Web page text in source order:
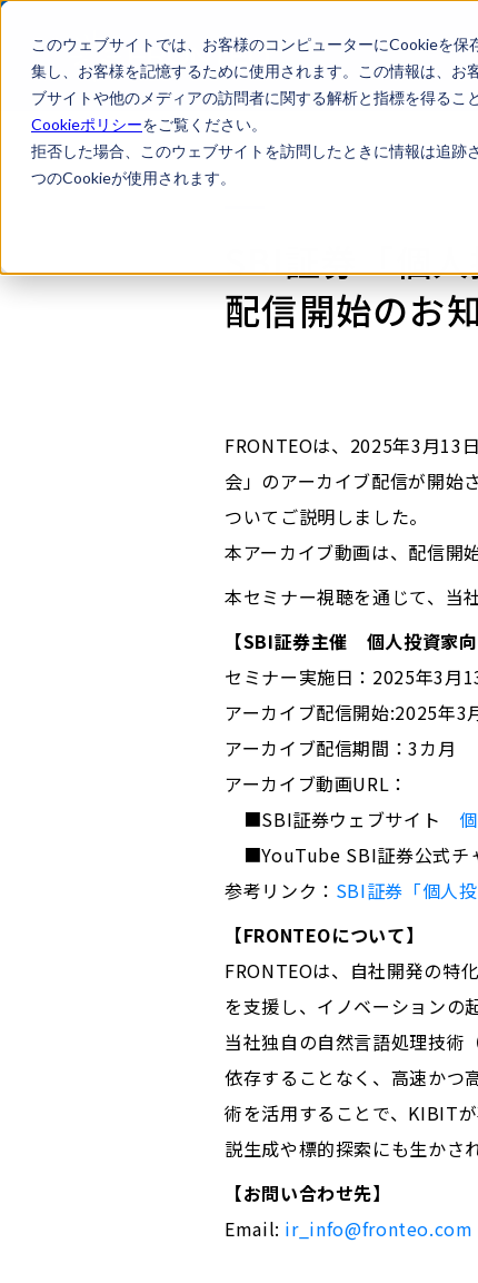
このウェブサイトでは、お客様のコンピューターにCookieを
集し、お客様を記憶するために使用されます。この情報は、
ブサイトや他のメディアの訪問者に関する解析と指標を得るこ
Cookieポリシーをご覧ください。
拒否した場合、このウェブサイトを訪問したときに情報は追
つのCookieが使用されます。
SBI証券「個
配信開始のお
FRONTEOは、2025年3月13
会」のアーカイブ配信が開始
ついてご説明しました。
本アーカイブ動画は、配信開
本セミナー視聴を通じて、当
【SBI証券主催 個人投資家
セミナー実施日：2025年3月
アーカイブ配信開始:2025年3
アーカイブ配信期間：3カ月
アーカイブ動画URL：
■SBI証券ウェブサイト
■YouTube SBI証券公式チ
参考リンク： SBI証券「個人
【FRONTEOについて】
FRONTEOは、自社開発の特
を支援し、イノベーションの
当社独自の自然言語処理技術
依存することなく、高速かつ
術を活用することで、KIBIT
説生成や標的探索にも生かさ
【お問い合わせ先】
Email: ir_info@fronteo.com